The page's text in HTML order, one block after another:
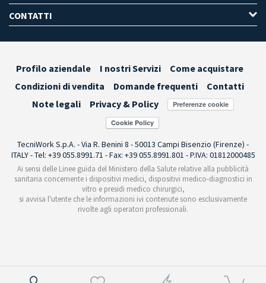
CONTATTI
Profilo aziendale I nostri Servizi
Come acquistare
Condizioni di vendita
Domande frequenti
Contatti
Note legali
Privacy & Policy Preferenze cookie
TecniWork S.p.A. - Via R. Benini 8 - 50013 Campi Bisenzio (Firenze) -
ITALY - Tel: +39 055.8991.71 - Fax: +39 055.8991.801 - P.IVA: 01812000485
Ai sensi delle Linee guida del Ministero della Salute relative alla pubblicità
sanitaria concernente i dispositivi medici, dispositivi medico-diagnostici in
vitro e presidi medico chirurgici,
si avvisa l'utente che le informazioni ivi contenute sono esclusivamente
rivolte agli operatori professionali.